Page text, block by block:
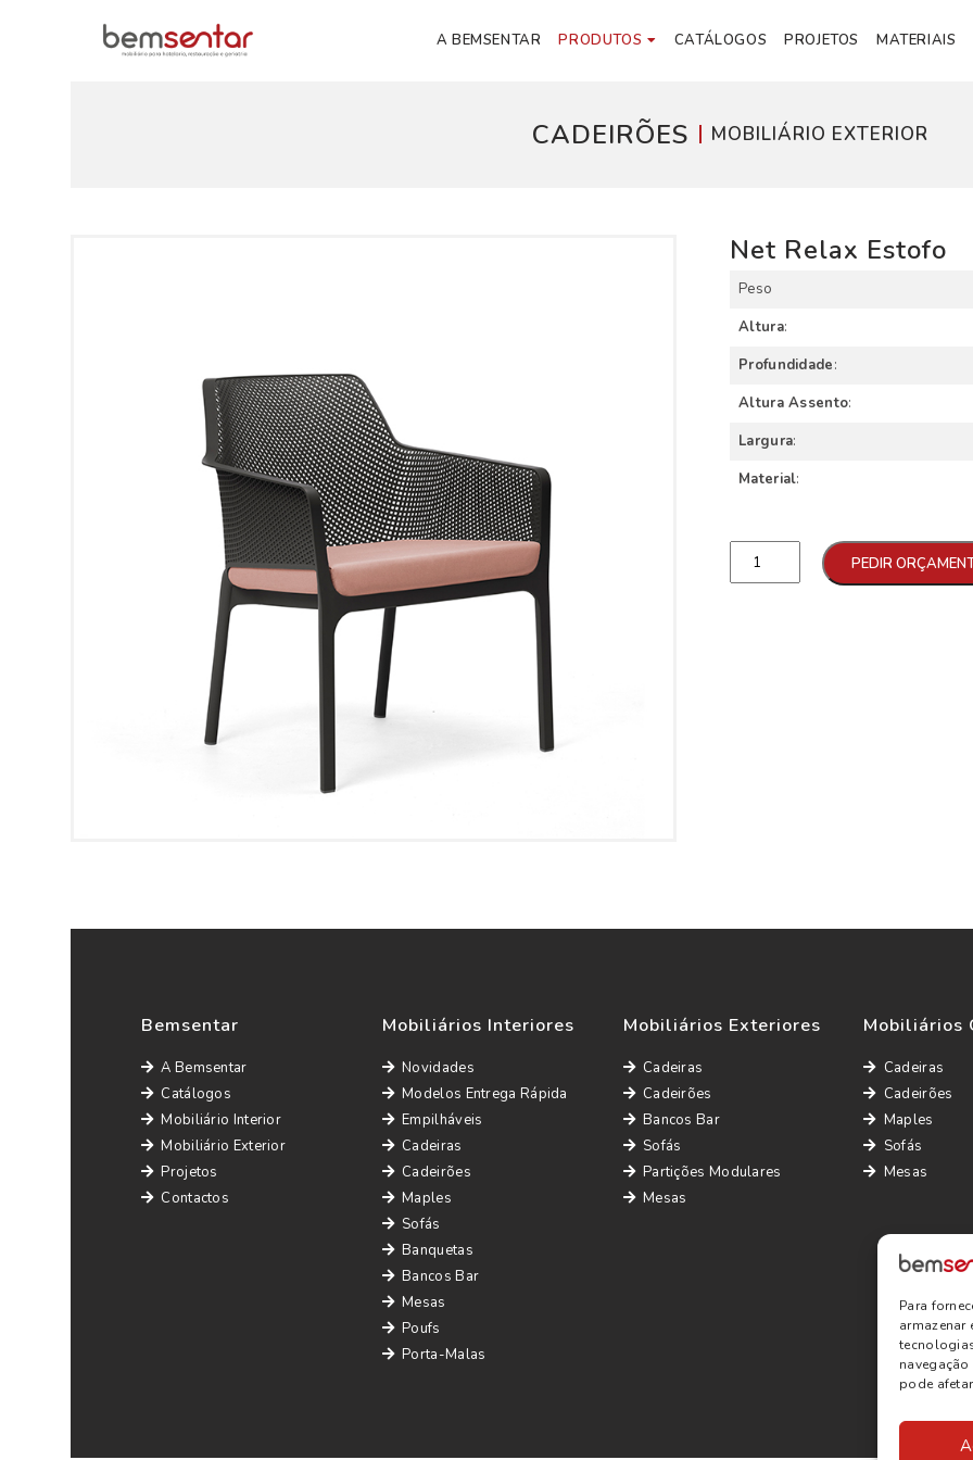
Para
pode
A BEMSENTAR PRODUTOS CATÁLOGOS PROJETOS MATERIAIS
CADEIRÕES MOBILIÁRIO EXTERIOR
Net Relax Estofo
Peso
Altura:
Profundidade:
Altura Assento:
Largura:
Material:
PEDIR
Bemsentar
A Bemsentar
Catálogos
Mobiliário Interior
Mobiliário Exterior
Projetos
Contactos
Mobiliários Interiores
Novidades
Modelos Entrega Rápida
Empilháveis
Cadeiras
Cadeirões
Maples
Sofás
Banquetas
Bancos Bar
Mesas
Poufs
Porta-Malas
Mobiliários Exteriores
Cadeiras
Cadeirões
Bancos Bar
Sofás
Partições Modulares
Mesas
Mobiliários
Cadeiras
Cadeirões
Maples
Sofás
Mesas